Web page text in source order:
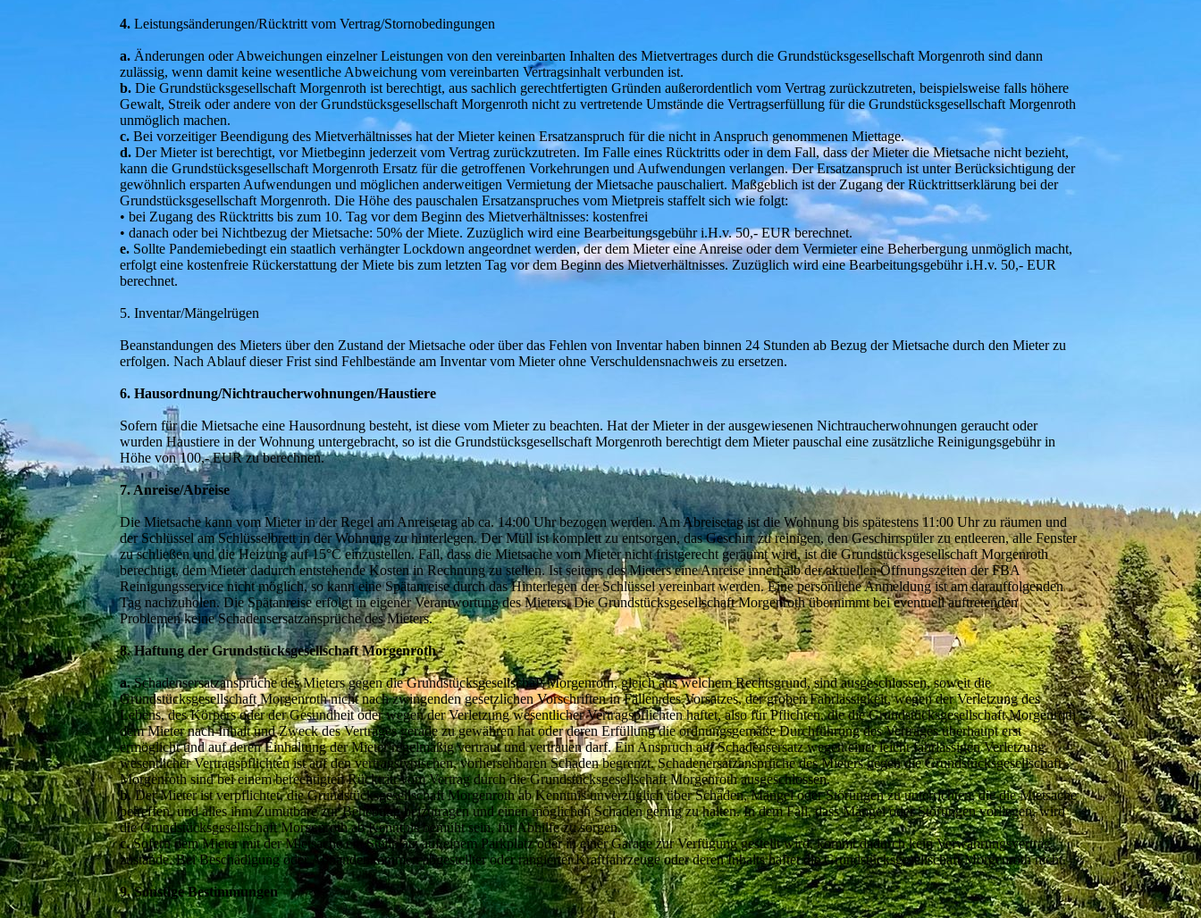
4. Leistungsänderungen/Rücktritt vom Vertrag/Stornobedingungen
a. Änderungen oder Abweichungen einzelner Leistungen von den vereinbarten Inhalten des Mietvertrages durch die Grundstücksgesellschaft Morgenroth sind dann
zulässig, wenn damit keine wesentliche Abweichung vom vereinbarten Vertragsinhalt verbunden ist.
b. Die Grundstücksgesellschaft Morgenroth ist berechtigt, aus sachlich gerechtfertigten Gründen außerordentlich vom Vertrag zurückzutreten, beispielsweise falls höhere
Gewalt, Streik oder andere von der Grundstücksgesellschaft Morgenroth nicht zu vertretende Umstände die Vertragserfüllung für die Grundstücksgesellschaft Morgenroth
unmöglich machen.
c. Bei vorzeitiger Beendigung des Mietverhältnisses hat der Mieter keinen Ersatzanspruch für die nicht in Anspruch genommenen Miettage.
d. Der Mieter ist berechtigt, vor Mietbeginn jederzeit vom Vertrag zurückzutreten. Im Falle eines Rücktritts oder in dem Fall, dass der Mieter die Mietsache nicht bezieht,
kann die Grundstücksgesellschaft Morgenroth Ersatz für die getroffenen Vorkehrungen und Aufwendungen verlangen. Der Ersatzanspruch ist unter Berücksichtigung der
gewöhnlich ersparten Aufwendungen und möglichen anderweitigen Vermietung der Mietsache pauschaliert. Maßgeblich ist der Zugang der Rücktrittserklärung bei der
Grundstücksgesellschaft Morgenroth. Die Höhe des pauschalen Ersatzanspruches vom Mietpreis staffelt sich wie folgt:
• bei Zugang des Rücktritts bis zum 10. Tag vor dem Beginn des Mietverhältnisses: kostenfrei
• danach oder bei Nichtbezug der Mietsache: 50% der Miete. Zuzüglich wird eine Bearbeitungsgebühr i.H.v. 50,- EUR berechnet.
e. Sollte Pandemiebedingt ein staatlich verhängter Lockdown angeordnet werden, der dem Mieter eine Anreise oder dem Vermieter eine Beherbergung unmöglich macht,
erfolgt eine kostenfreie Rückerstattung der Miete bis zum letzten Tag vor dem Beginn des Mietverhältnisses. Zuzüglich wird eine Bearbeitungsgebühr i.H.v. 50,- EUR
berechnet.
5. Inventar/Mängelrügen
Beanstandungen des Mieters über den Zustand der Mietsache oder über das Fehlen von Inventar haben binnen 24 Stunden ab Bezug der Mietsache durch den Mieter zu
erfolgen. Nach Ablauf dieser Frist sind Fehlbestände am Inventar vom Mieter ohne Verschuldensnachweis zu ersetzen.
6. Hausordnung/Nichtraucherwohnungen/Haustiere
Sofern für die Mietsache eine Hausordnung besteht, ist diese vom Mieter zu beachten. Hat der Mieter in der ausgewiesenen Nichtraucherwohnungen geraucht oder
wurden Haustiere in der Wohnung untergebracht, so ist die Grundstücksgesellschaft Morgenroth berechtigt dem Mieter pauschal eine zusätzliche Reinigungsgebühr in
Höhe von 100,- EUR zu berechnen.
7. Anreise/Abreise
Die Mietsache kann vom Mieter in der Regel am Anreisetag ab ca. 14:00 Uhr bezogen werden. Am Abreisetag ist die Wohnung bis spätestens 11:00 Uhr zu räumen und
der Schlüssel am Schlüsselbrett in der Wohnung zu hinterlegen. Der Müll ist komplett zu entsorgen, das Geschirr zu reinigen, den Geschirrspüler zu entleeren, alle Fenster
zu schließen und die Heizung auf 15°C einzustellen. Fall, dass die Mietsache vom Mieter nicht fristgerecht geräumt wird, ist die Grundstücksgesellschaft Morgenroth
berechtigt, dem Mieter dadurch entstehende Kosten in Rechnung zu stellen. Ist seitens des Mieters eine Anreise innerhalb der aktuellen Öffnungszeiten der FBA
Reinigungsservice nicht möglich, so kann eine Spätanreise durch das Hinterlegen der Schlüssel vereinbart werden. Eine persönliche Anmeldung ist am darauffolgenden
Tag nachzuholen. Die Spätanreise erfolgt in eigener Verantwortung des Mieters. Die Grundstücksgesellschaft Morgenroth übernimmt bei eventuell auftretenden
Problemen keine Schadensersatzansprüche des Mieters.
8. Haftung der Grundstücksgesellschaft Morgenroth
a.Schadensersatzansprüche des Mieters gegen die Grundstücksgesellschaft Morgenroth, gleich aus welchem Rechtsgrund, sind ausgeschlossen, soweit die
Grundstücksgesellschaft Morgenroth nicht nach zwingenden gesetzlichen Vorschriften in Fällen des Vorsatzes, der groben Fahrlässigkeit, wegen der Verletzung des
Lebens, des Körpers oder der Gesundheit oder wegen der Verletzung wesentlicher Vertragspflichten haftet, also für Pflichten, die die Grundstücksgesellschaft Morgenroth
dem Mieter nach Inhalt und Zweck des Vertrages gerade zu gewähren hat oder deren Erfüllung die ordnungsgemäße Durchführung des Vertrages überhaupt erst
ermöglicht und auf deren Einhaltung der Mieter regelmäßig vertraut und vertrauen darf. Ein Anspruch auf Schadensersatz wegen einer leicht fahrlässigen Verletzung
wesentlicher Vertragspflichten ist auf den vertragstypischen, vorhersehbaren Schaden begrenzt. Schadenersatzansprüche des Mieters gegen die Grundstücksgesellschaft
Morgenroth sind bei einem berechtigten Rücktritt vom Vertrag durch die Grundstücksgesellschaft Morgenroth ausgeschlossen.
b.Der Mieter ist verpflichtet, die Grundstücksgesellschaft Morgenroth ab Kenntnis unverzüglich über Schäden, Mängel oder Störungen zu unterrichten, die die Mietsache
betreffen, und alles ihm Zumutbare zur Behebung beizutragen und einen möglichen Schaden gering zu halten. In dem Fall, dass Mängel oder Störungen vorliegen, wird
die Grundstücksgesellschaft Morgenroth ab Kenntnis bemüht sein, für Abhilfe zu sorgen.
c.Sofern dem Mieter mit der Mietsache ein Stellplatz auf einem Parkplatz oder in einer Garage zur Verfügung gestellt wird, kommt dadurch kein Verwahrungsvertrag
zustande. Bei Beschädigung oder Abhandenkommen abgestellter oder rangierter Kraftfahrzeuge oder deren Inhalts haftet die Grundstücksgesellschaft Morgenroth nicht.
9. Sonstige Bestimmungen